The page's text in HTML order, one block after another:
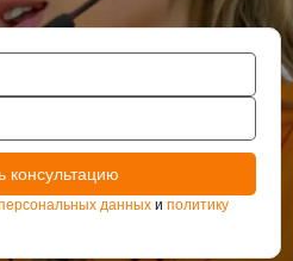
данных и политику